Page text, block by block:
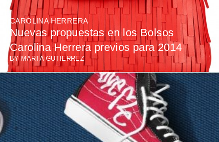
CAROLINA HERRERA
Nuevas propuestas en los Bolsos
Carolina Herrera previos para 2014
BYMARTA GUTIERREZ